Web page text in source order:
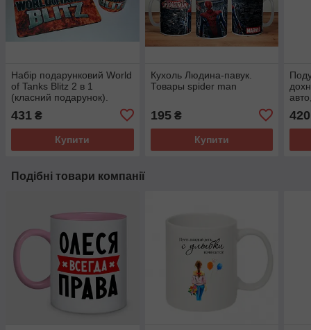
Набір подарунковий World
of Tanks Blitz 2 в 1
(класний подарунок).
431 ₴
Купити
Кухоль Людина-павук.
Товары spider man
195₴
Купити
420
Подібні товари компанії